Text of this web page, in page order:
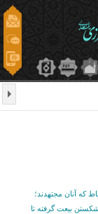
که آنان مجتهدند؛
شکستن بیعت گرفته تا